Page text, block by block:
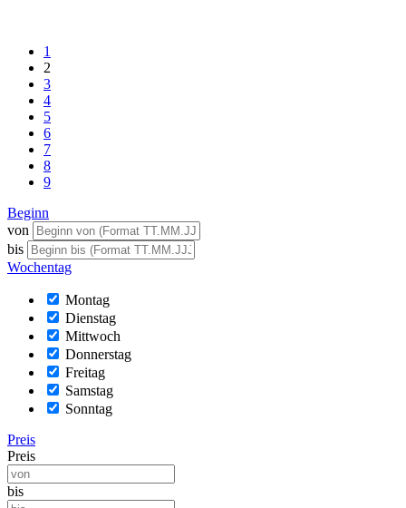
1
2
3
4
5
6
7
8
9
Beginn
von
bis
Wochentag
Montag
Dienstag
Mittwoch
Donnerstag
Freitag
Samstag
Sonntag
Preis
Preis
bis